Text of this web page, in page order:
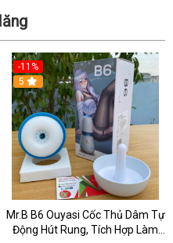
-11%
5
Mr.B B6 Ouyasi Cốc Thủ Dâm Tự
Động Hút Rung, Tích Hợp Làm